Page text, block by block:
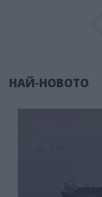
НАЙ-НОВОТО